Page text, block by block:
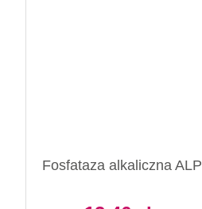
Fosfataza alkaliczna ALP